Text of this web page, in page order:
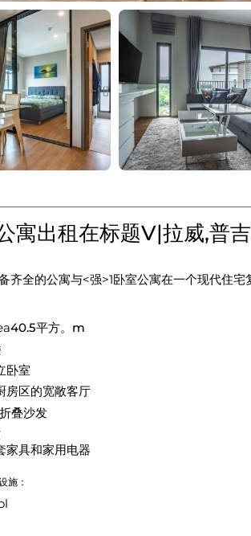
寓出租在标题V|拉威,普
齐全的公寓与<强>1卧室公寓在一个现代住
40.5平方。m
卧室
房区的宽敞客厅
叠沙发
家具和家用电器
施：